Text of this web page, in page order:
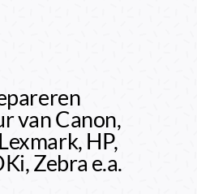
van Canon,
HP,
Zebra e.a.